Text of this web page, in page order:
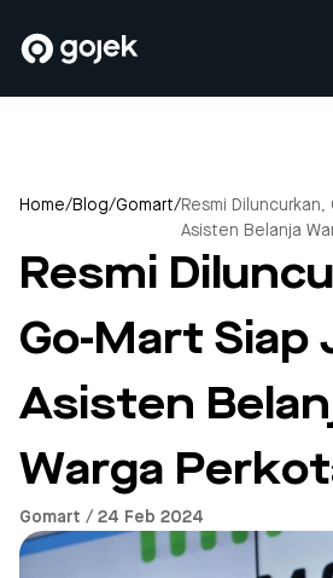
Home/Blog/Gomart/Resmi
Asisten Belanja
Resmi
Go-Mart Siap
Asisten
Warga
Gomart / 24 Feb 2024